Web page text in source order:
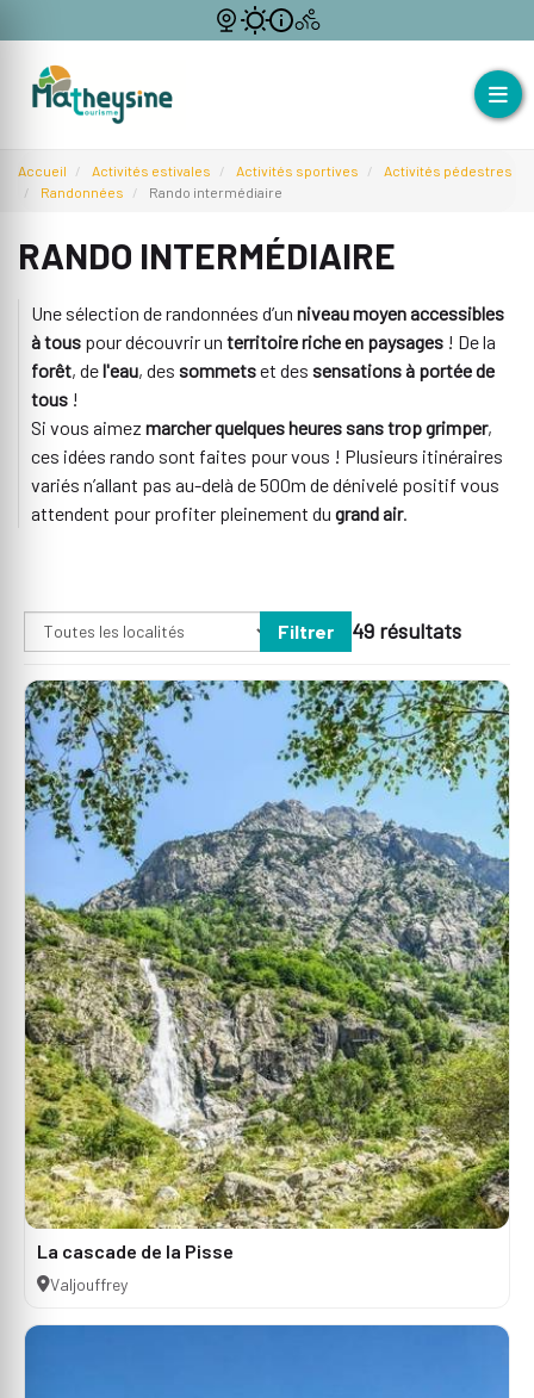
Accueil Activités estivales Activités sportives
Activités pédestres
Randonnées
Rando intermédiaire
RANDO INTERMÉDIAIRE
Une sélection de randonnées d’un niveau moyen accessibles
à tous pour découvrir un territoire riche en paysages ! De la
forêt, del'eau, des sommetset des sensations à portée de
tous !
Si vous aimez marcher quelques heures sans trop grimper,
ces idées rando sont faites pour vous ! Plusieurs itinéraires
variés n’allant pas au-delà de 500m de dénivelé positif vous
attendent pour profiter pleinement du grand air.
49 résultats
La cascade de la Pisse
Valjouffrey